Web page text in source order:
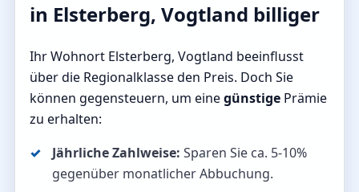
in Elsterberg, Vogtland billiger
Ihr Wohnort Elsterberg, Vogtland beeinflusst
über die Regionalklasse den Preis. Doch Sie
können gegensteuern, um einegünstige Prämie
zu erhalten:
Jährliche Zahlweise: Sparen Sie ca. 5-10%
gegenüber monatlicher Abbuchung.